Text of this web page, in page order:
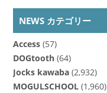
NEWS カテゴリー
Access(57)
DOGtooth(64)
Jocks kawaba(2,932)
MOGULSCHOOL(1,960)